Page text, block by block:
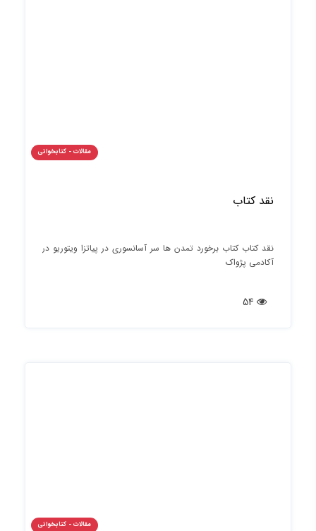
مقالات - کتابخوانی
نقد کتاب
نقد کتاب کتاب برخورد تمدن ها سر آسانسوری در پیاتزا ویتوریو در
آکادمی پژواک
مقالات - کتابخوانی